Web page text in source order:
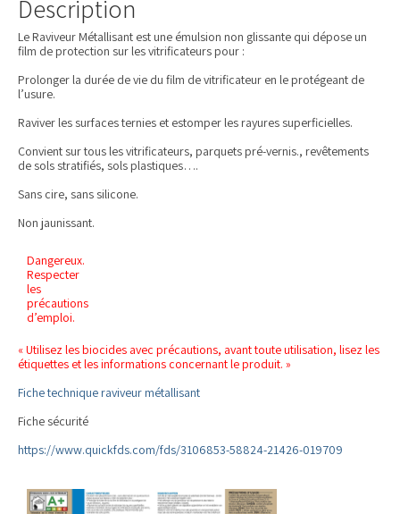
Description
Le Raviveur Métallisant est une émulsion non glissante qui dépose un
film de protection sur les vitrificateurs pour :
Prolonger la durée de vie du film de vitrificateur en le protégeant de
l’usure.
Raviver les surfaces ternies et estomper les rayures superficielles.
Convient sur tous les vitrificateurs, parquets pré-vernis., revêtements
de sols stratifiés, sols plastiques….
Sans cire, sans silicone.
Non jaunissant.
Dangereux.
Respecter
les
précautions
d’emploi.
« Utilisez les biocides avec précautions, avant toute utilisation, lisez les
étiquettes et les informations concernant le produit. »
Fiche technique raviveur métallisant
Fiche sécurité
https://www.quickfds.com/fds/3106853-58824-21426-019709